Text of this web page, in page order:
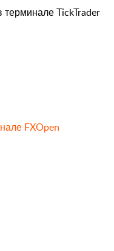
терминале TickTrader
FXOpen